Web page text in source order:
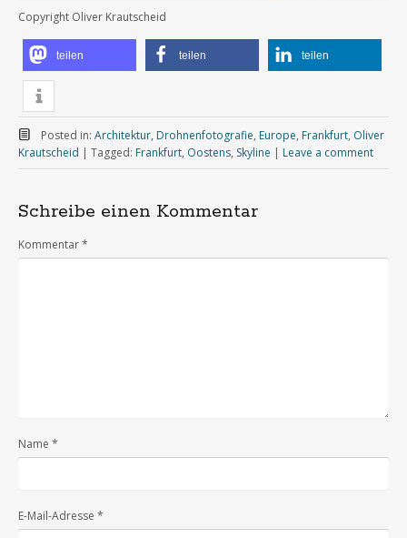
Copyright Oliver Krautscheid
teilen teilen teilen
Posted in: Architektur, Drohnenfotografie, Europe, Frankfurt, Oliver
Krautscheid | Tagged: Frankfurt, Oostens, Skyline | Leave a comment
Schreibe einen Kommentar
Kommentar*
Name *
E-Mail-Adresse *